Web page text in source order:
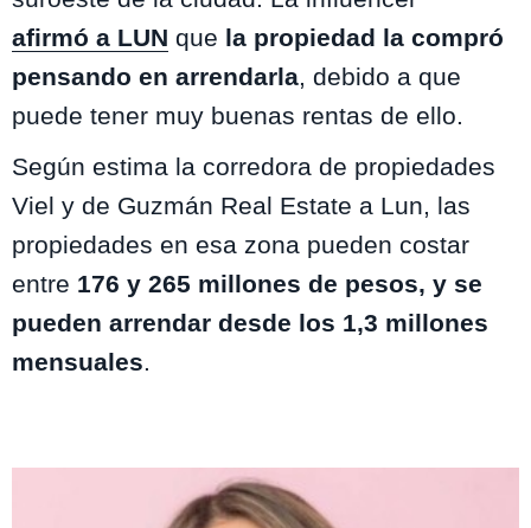
afirmó a LUN que la propiedad la compró
pensando en arrendarla, debido a que
puede tener muy buenas rentas de ello.
Según estima la corredora de propiedades
Viel y de Guzmán Real Estate a Lun, las
propiedades en esa zona pueden costar
entre 176 y 265 millones de pesos, y se
pueden arrendar desde los 1,3 millones
mensuales.